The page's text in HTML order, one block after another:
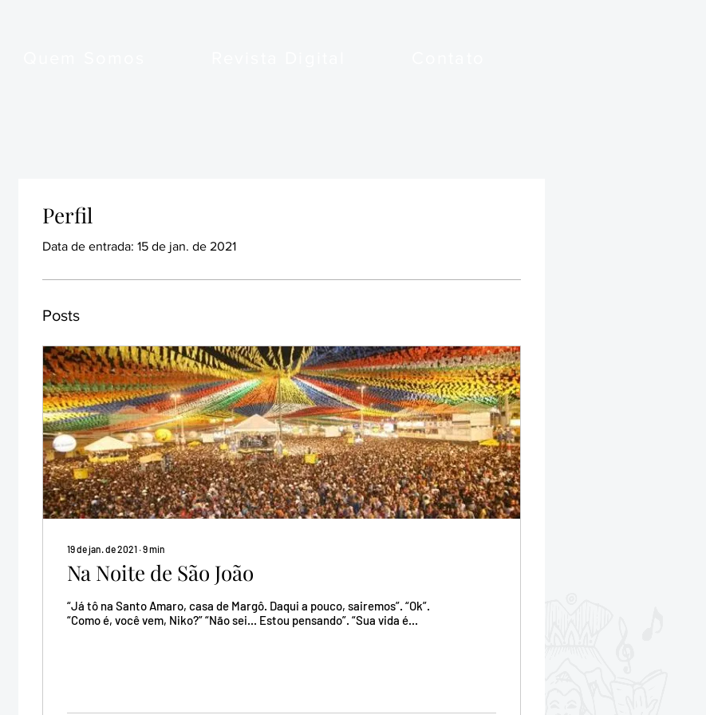
Perfil
Data de entrada: 15 de jan. de 2021
Posts
19 de jan. de 2021 ∙9min
Na Noite de São João
“Já tô na Santo Amaro, casa de Margô. Daqui a pouco, sairemos”. “Ok”.
“Como é, você vem, Niko?” “Não sei... Estou pensando”. “Sua vida é...